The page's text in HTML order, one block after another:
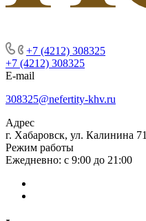
+7 (4212) 308325
+7 (4212) 308325
E-mail
308325@nefertity-khv.ru
Адрес
г. Хабаровск, ул. Калинина 71
Режим работы
Ежедневно: с 9:00 до 21:00